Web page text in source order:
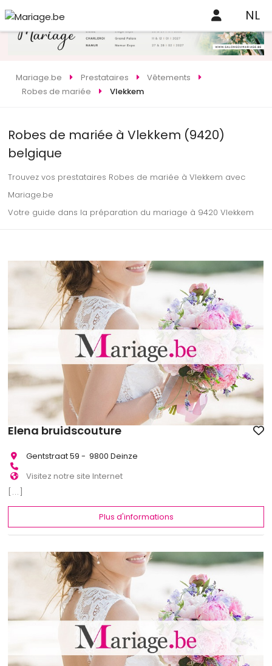
NL
Mariage.be Prestataires
Vêtements
Robes de mariée
Vlekkem
Robes de mariée à Vlekkem (9420)
belgique
Trouvez vos prestataires Robes de mariée à Vlekkem avec
Mariage.be
Votre guide dans la préparation du mariage à 9420 Vlekkem
Elena bruidscouture
Gentstraat 59 - 9800 Deinze
Visitez notre site Internet
[...]
Plus d'informations